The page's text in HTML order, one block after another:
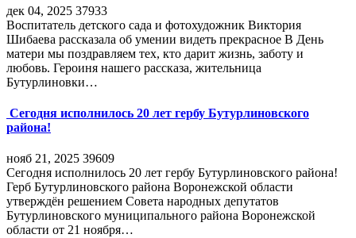
дек 04, 2025 37933
Воспитатель детского сада и фотохудожник Виктория
Шибаева рассказала об умении видеть прекрасное В День
матери мы поздравляем тех, кто дарит жизнь, заботу и
любовь. Героиня нашего рассказа, жительница
Бутурлиновки…
Сегодня исполнилось 20 лет гербу Бутурлиновского
района!
нояб 21, 2025 39609
Сегодня исполнилось 20 лет гербу Бутурлиновского района!
Герб Бутурлиновского района Воронежской области
утверждён решением Совета народных депутатов
Бутурлиновского муниципального района Воронежской
области от 21 ноября…